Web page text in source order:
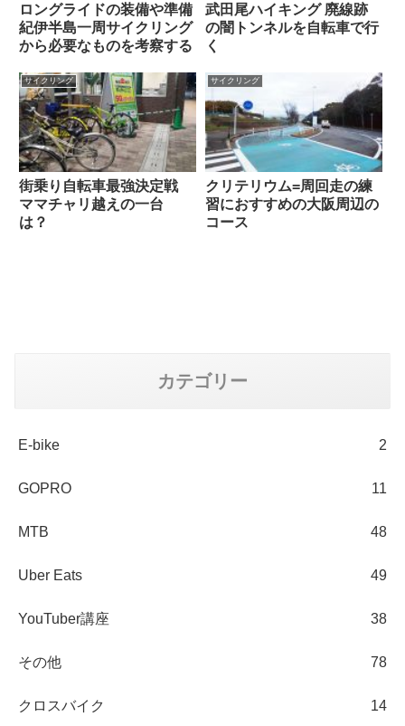
ロングライドの装備や準備
紀伊半島一周サイクリング
から必要なものを考察する
武田尾ハイキング 廃線跡
の闇トンネルを自転車で行
く
サイクリング
街乗り自転車最強決定戦
ママチャリ越えの一台
は？
サイクリング
クリテリウム=周回走の練
習におすすめの大阪周辺の
コース
カテゴリー
E-bike 2
GOPRO 11
MTB 48
Uber Eats 49
YouTuber講座 38
その他 78
クロスバイク 14